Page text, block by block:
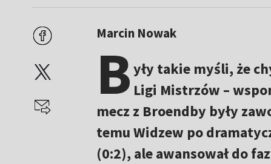
Marcin Nowak
Były takie myśli, że
Ligi Mistrzów –
mecz z Broendby były
temu Widzew po
(0:2), ale awansował do